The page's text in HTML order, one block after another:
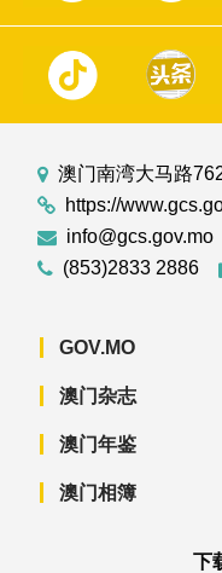
澳门南湾大马路
https://
info@gcs.gov.mo
(853)2833 2886
GOV.MO
澳门杂志
澳门年鉴
澳门相簿
下